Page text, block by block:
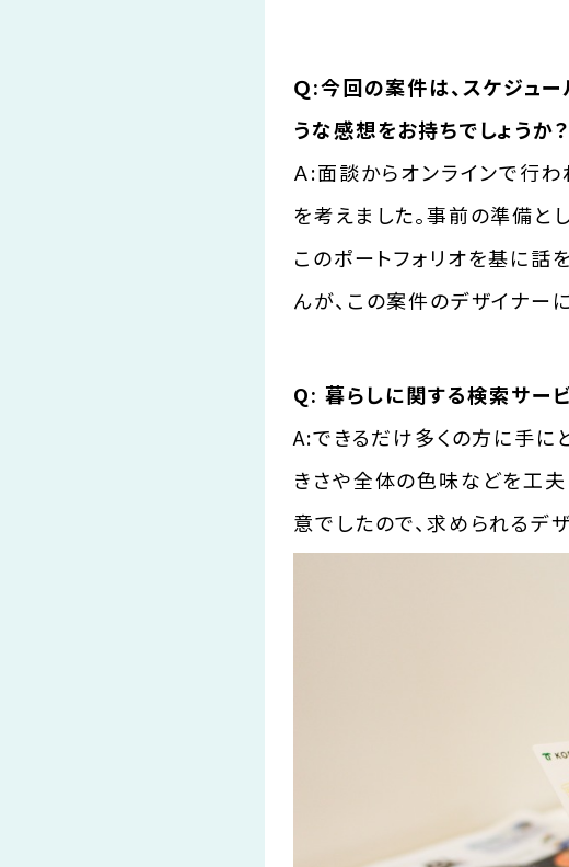
Ｑ:今回の案件は、スケジュ
うな感想をお持ちでしょうか？
Ａ:面談からオンラインで行
を考えました。事前の準備と
このポートフォリオを基に話
んが、この案件のデザイナー
Q: 暮らしに関する検索サー
A:できるだけ多くの方に手に
きさや全体の色味などを工夫
意でしたので、求められるデ